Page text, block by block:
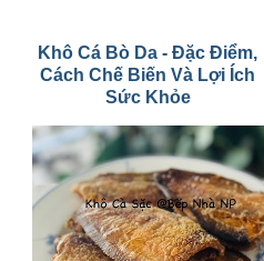
Khô Cá Bò Da - Đặc Điểm,
Cách Chế Biến Và Lợi Ích
Sức Khỏe